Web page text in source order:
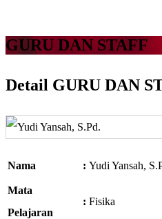
GURU DAN STAFF
Detail GURU DAN
Nama : Yudi Yansah,
Mata
Pelajaran
: Fisika